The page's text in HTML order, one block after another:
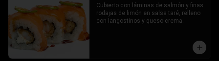
Cubierto con láminas de salmón y finas
rodajas de limón en salsa taré, relleno
con langostinos y queso crema.